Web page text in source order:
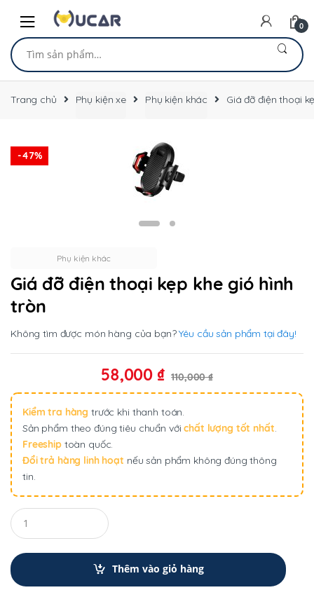
navigation
content
0
Tìm
kiếm:
Trang chủ Phụ kiện xe Phụ kiện khác Giá đỡ điện thoại
-47%
Phụ kiện khác
Giá đỡ điện thoại kẹp khe gió hình
tròn
Không tìm được món hàng của bạn?Yêu cầu sản phẩm tại đây!
58,000 ₫ 110,000₫
Kiểm tra hàng trước khi thanh toán.
Sản phẩm theo đúng tiêu chuẩn vớichất lượng tốt nhất.
Freeshiptoàn quốc.
Đổi trả hàng linh hoạt nếu sản phẩm không đúng thông
tin.
Q
u
a
t
i
Thêm vào giỏ hàng